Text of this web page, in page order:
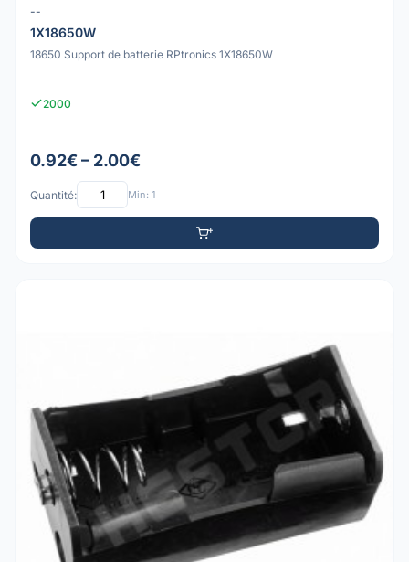
--
1X18650W
18650 Support de batterie RPtronics 1X18650W
2000
0.92€ – 2.00€
Quantité: Min: 1